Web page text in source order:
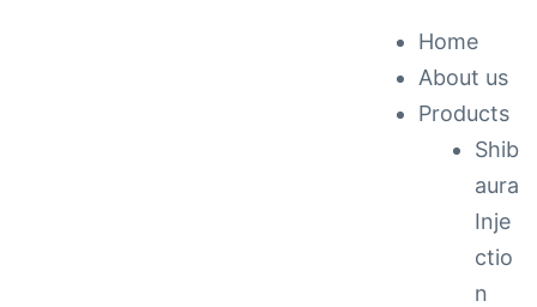
Home
About us
Products
Shib
aura
Inje
ctio
n